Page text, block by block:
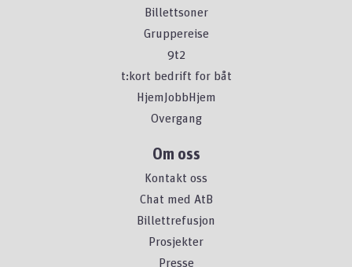
Billettsoner
Gruppereise
9t2
t:kort bedrift for båt
HjemJobbHjem
Overgang
Om oss
Kontakt oss
Chat med AtB
Billettrefusjon
Prosjekter
Presse